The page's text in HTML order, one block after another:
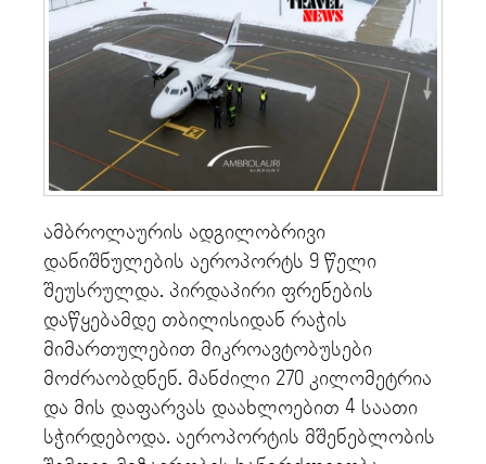
ამბროლაურის ადგილობრივი
დანიშნულების აეროპორტს 9 წელი
შეუსრულდა. პირდაპირი ფრენების
დაწყებამდე თბილისიდან რაჭის
მიმართულებით მიკროავტობუსები
მოძრაობდნენ. მანძილი 270 კილომეტრია
და მის დაფარვას დაახლოებით 4 საათი
სჭირდებოდა. აეროპორტის მშენებლობის